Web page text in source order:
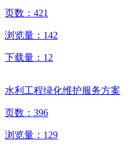
页数： 421
浏览量： 142
下载量： 12
水利工程绿化维护服务方案
页数： 396
浏览量： 129